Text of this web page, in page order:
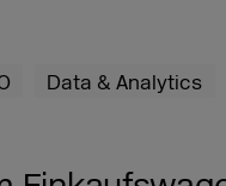
Data & Analytics